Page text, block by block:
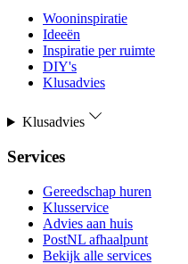
Wooninspiratie
Ideeën
Inspiratie per ruimte
DIY's
Klusadvies
Klusadvies
Services
Gereedschap huren
Klusservice
Advies aan huis
PostNL afhaalpunt
Bekijk alle services